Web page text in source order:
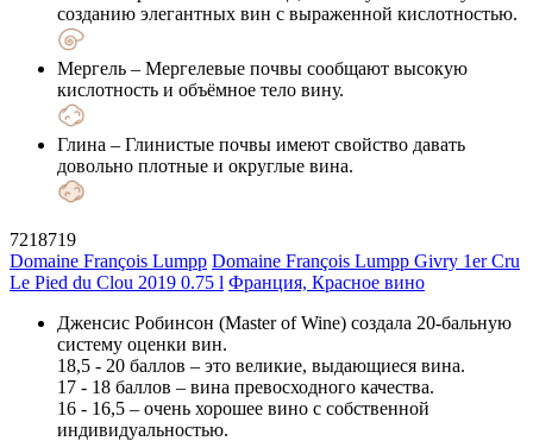
созданию элегантных вин с выраженной кислотностью.
Мергель – Мергелевые почвы сообщают высокую
кислотность и объёмное тело вину.
Глина – Глинистые почвы имеют свойство давать
довольно плотные и округлые вина.
7218719
Domaine François Lumpp Domaine François Lumpp Givry 1er Cru
Le Pied du Clou 2019 0.75 l Франция, Красное вино
Дженсис Робинсон (Master of Wine) создала 20-бальную
систему оценки вин.
18,5 - 20 баллов – это великие, выдающиеся вина.
17 - 18 баллов – вина превосходного качества.
16 - 16,5 – очень хорошее вино с собственной
индивидуальностью.